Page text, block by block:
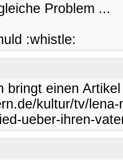
Problem ...
:whistle:
bringt einen Artikel
kultur/tv/
ueber-ihren-